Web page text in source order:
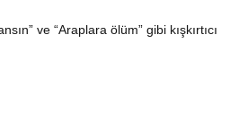
ve “Araplara ölüm” gibi kışkırtıcı